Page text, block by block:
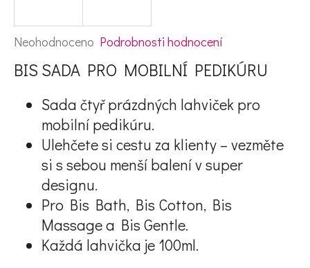
Průměrné hodnocení produktu je 0,0 z 5 hvězdiček.
Neohodnoceno Podrobnosti hodnocení
BIS SADA PRO MOBILNÍ PEDIKÚRU
Sada čtyř prázdných lahviček pro
mobilní pedikúru.
Ulehčete si cestu za klienty – vezměte
si s sebou menší balení v super
designu.
Pro Bis Bath, Bis Cotton, Bis
Massage a Bis Gentle.
Každá lahvička je 100ml.
t
e